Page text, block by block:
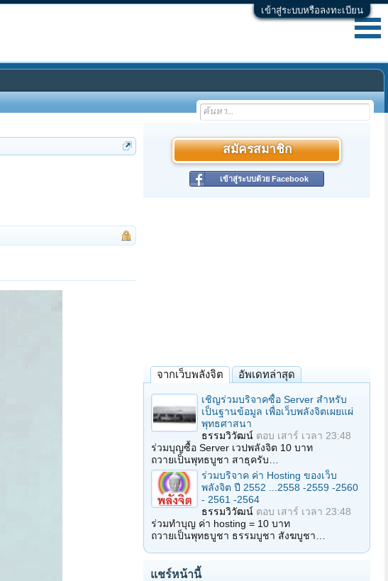
เข้าสู่ระบบหรือลงทะเบียน
สมัครสมาชิก
เข้าสู่ระบบด้วย Facebook
จากเว็บพลังจิต อัพเดทล่าสุด
เชิญร่วมบริจาคซื้อ Server สำหรับ
เป็นฐานข้อมูล เพื่อเว็บพลังจิตเผยแผ่
พุทธศาสนา
ธรรมวิวัฒน์ ตอบ เสาร์ เวลา 23:48
ร่วมบุญซื้อ Server เวปพลังจิต 10 บาท
ถวายเป็นพุทธบูชา สาธุครับ…
ร่วมบริจาค ค่า Hosting ของเว็บ
พลังจิต ปี 2552 ...2558 -2559 -2560
- 2561 -2564
ธรรมวิวัฒน์ ตอบ เสาร์ เวลา 23:48
ร่วมทำบุญ ค่า hosting = 10 บาท
ถวายเป็นพุทธบูชา ธรรมบูชา สังฆบูชา…
แชร์หน้านี้